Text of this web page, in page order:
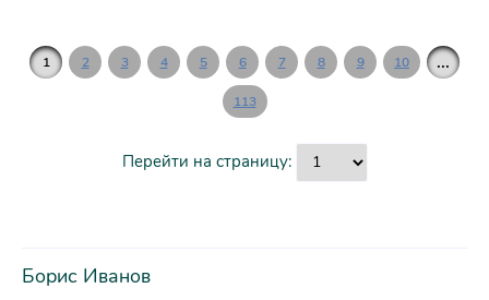
1 2 3 4 5 6 7 8 9 10 ...
113
Перейти на страницу:
Борис Иванов